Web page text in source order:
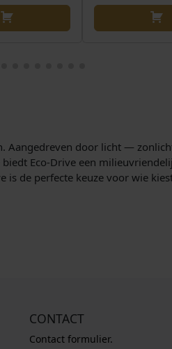
Aangedreven door licht —
Eco-Drive een
is de perfecte keuze voor wie
CONTACT
Contact formulier.